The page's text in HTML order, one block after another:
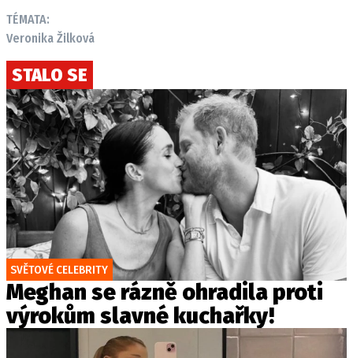
TÉMATA:
Veronika Žilková
STALO SE
SVĚTOVÉ CELEBRITY
Meghan se rázně ohradila proti
výrokům slavné kuchařky!